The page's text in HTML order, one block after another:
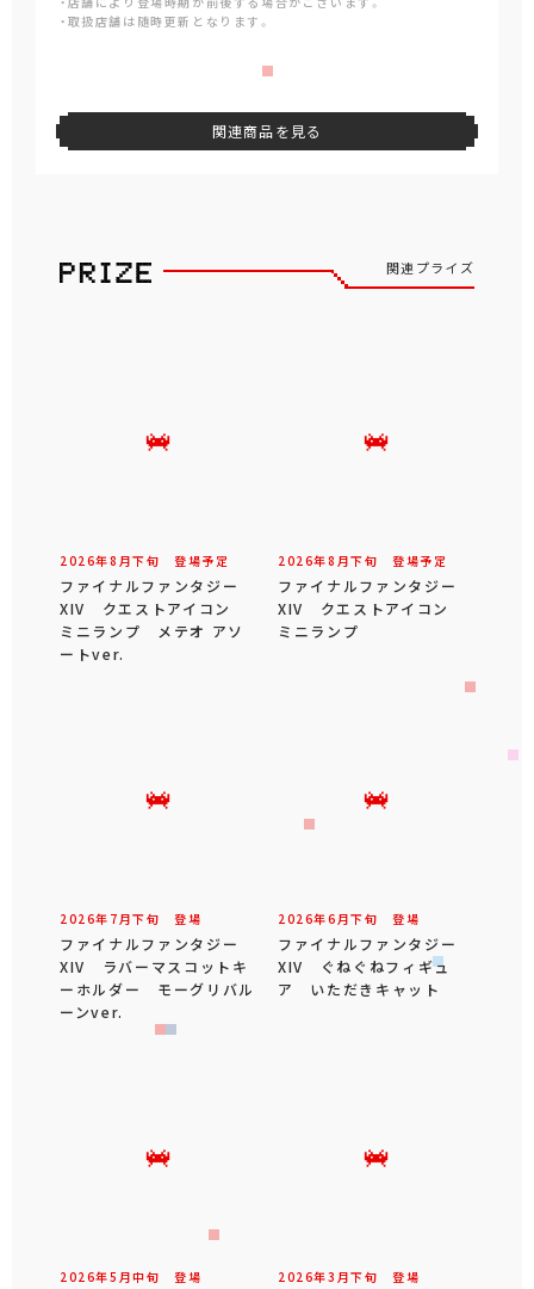
・取扱店舗は随時更新となります。
関連商品を見る
関連プライズ
2026年8 月下旬 登場予定
ファイナルファンタジー
XIV クエストアイコン
ミニランプ メテオ アソ
ートver.
2026年8 月下旬 登場予定
ファイナルファンタジー
XIV クエストアイコン
ミニランプ
2026年 7 月下旬 登場
ファイナルファンタジー
XIV ラバーマスコットキ
ーホルダー モーグリバル
ーンver.
2026年6 月下旬 登場
ファイナルファンタジー
XIV ぐねぐねフィギュ
ア いただきキャット
2026年5 月中旬 登場 2026年3 月下旬 登場